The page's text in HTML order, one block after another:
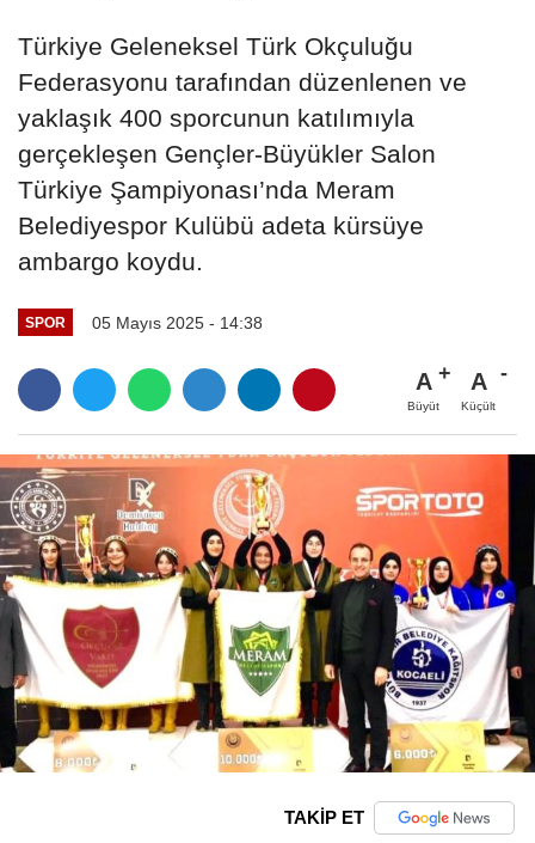
Türkiye Geleneksel Türk Okçuluğu
Federasyonu tarafından düzenlenen ve
yaklaşık 400 sporcunun katılımıyla
gerçekleşen Gençler-Büyükler Salon
Türkiye Şampiyonası’nda Meram
Belediyespor Kulübü adeta kürsüye
ambargo koydu.
SPOR 05 Mayıs 2025 - 14:38
A
Büyüt
A
Küçült
TAKİP ET